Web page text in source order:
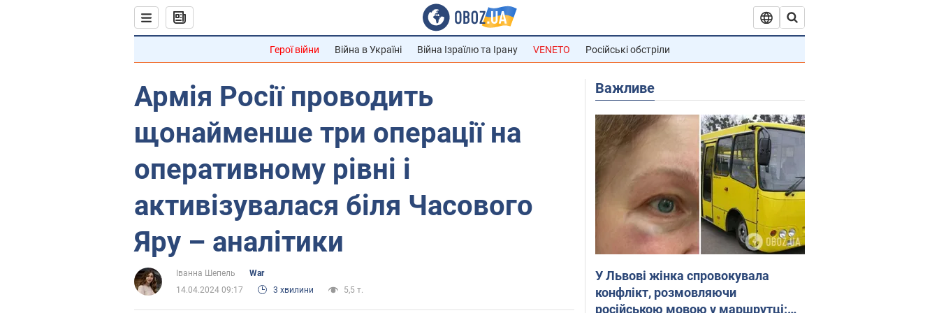
Герої війни Війна в Україні Війна Ізраїлю та Ірану VENETO Російські обстріли
Армія Росії проводить
щонайменше три операції на
оперативному рівні і
активізувалася біля Часового
Яру – аналітики
Іванна Шепель
War
14.04.2024 09:17
3 хвилини 5,5 т.
Важливе
У Львові жінка спровокувала
конфлікт, розмовляючи
російською мовою у маршрутці: